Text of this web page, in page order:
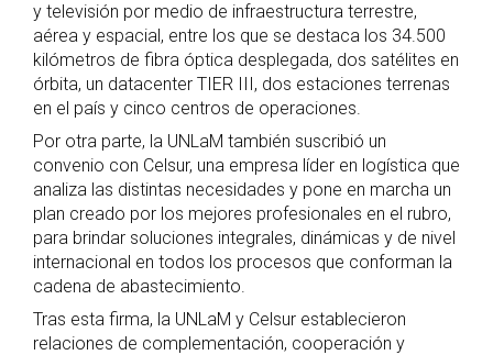
y televisión por medio de infraestructura terrestre,
aérea y espacial, entre los que se destaca los 34.500
kilómetros de fibra óptica desplegada, dos satélites en
órbita, un datacenter TIER III, dos estaciones terrenas
en el país y cinco centros de operaciones.
Por otra parte, la UNLaM también suscribió un
convenio con Celsur, una empresa líder en logística que
analiza las distintas necesidades y pone en marcha un
plan creado por los mejores profesionales en el rubro,
para brindar soluciones integrales, dinámicas y de nivel
internacional en todos los procesos que conforman la
cadena de abastecimiento.
Tras esta firma, la UNLaM y Celsur establecieron
relaciones de complementación, cooperación y